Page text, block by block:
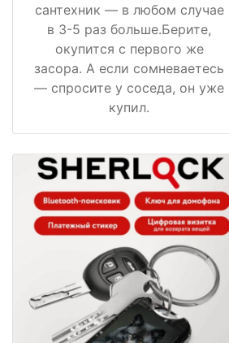
сантехник — в любом случае
в 3-5 раз больше.Берите,
окупится с первого же
засора. А если сомневаетесь
— спросите у соседа, он уже
купил.